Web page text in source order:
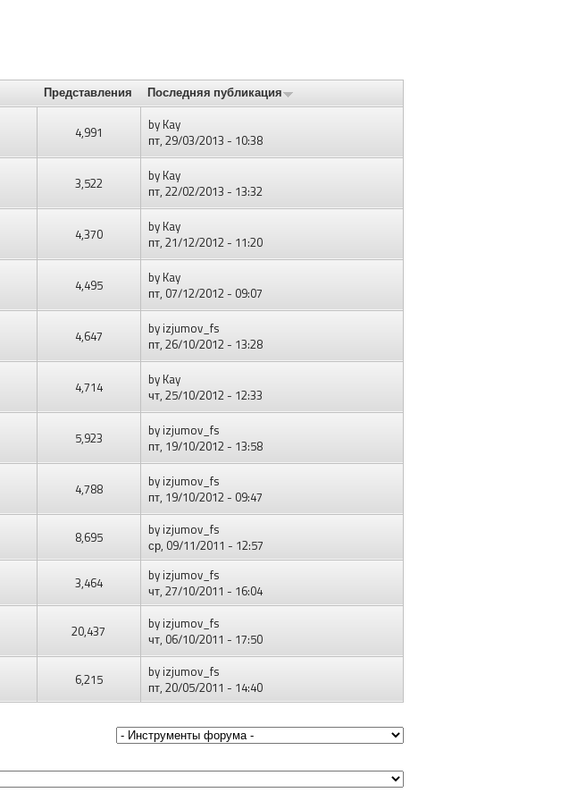
Представления
Последняя публикация
4,991 byKay
пт, 29/03/2013 - 10:38
3,522 byKay
пт, 22/02/2013 - 13:32
4,370 byKay
пт, 21/12/2012 - 11:20
4,495 byKay
пт, 07/12/2012 - 09:07
4,647 byizjumov_fs
пт, 26/10/2012 - 13:28
4,714 byKay
чт, 25/10/2012 - 12:33
5,923 byizjumov_fs
пт, 19/10/2012 - 13:58
4,788 byizjumov_fs
пт, 19/10/2012 - 09:47
8,695 byizjumov_fs
ср, 09/11/2011 - 12:57
3,464 byizjumov_fs
чт, 27/10/2011 - 16:04
20,437 byizjumov_fs
чт, 06/10/2011 - 17:50
6,215 byizjumov_fs
пт, 20/05/2011 - 14:40